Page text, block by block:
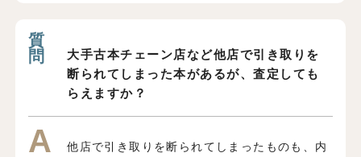
大手古本チェーン店など他店で引き取りを
断られてしまった本があるが、査定しても
らえますか？
他店で引き取りを断られてしまったものも、内